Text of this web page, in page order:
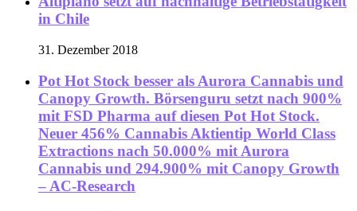
in Chile
31. Dezember 2018
Pot Hot Stock besser als Aurora Cannabis und
Canopy Growth. Börsenguru setzt nach 900%
mit FSD Pharma auf diesen Pot Hot Stock.
Neuer 456% Cannabis Aktientip World Class
Extractions nach 50.000% mit Aurora
Cannabis und 294.900% mit Canopy Growth
– AC-Research